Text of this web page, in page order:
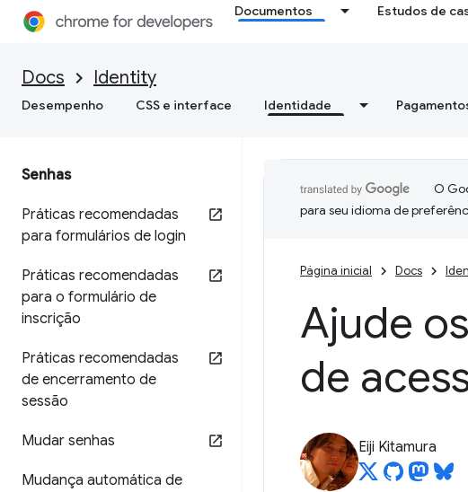
Documentos Estudos de
Docs Identity
Desempenho CSS e interface Identidade
Senhas
Práticas recomendadas
para formulários de login
Práticas recomendadas
para o formulário de
inscrição
Práticas recomendadas
de encerramento de
sessão
Mudar senhas
Mudança automática de
O
para seu idioma de
Página inicial Docs
Ajude
de
Eiji Kitamura